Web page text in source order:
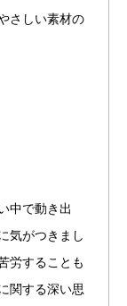
さしい素材の
中で動き出
気がつきまし
労することも
関する深い思